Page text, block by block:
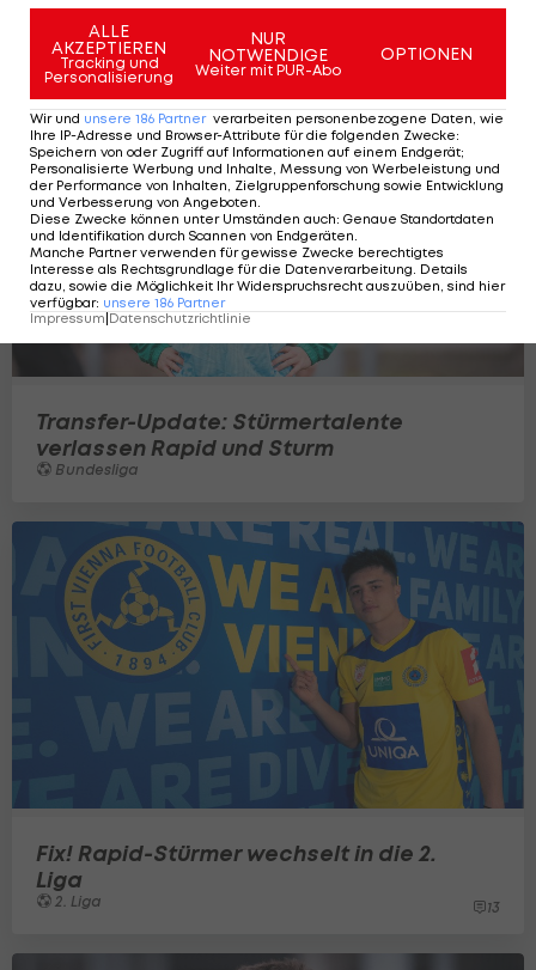
Darum wird Mayulu (nicht) funktionieren
Ansakonferenz
Transfer-Update: Stürmertalente
verlassen Rapid und Sturm
Bundesliga
Fix! Rapid-Stürmer wechselt in die 2.
Liga
2. Liga 13
ALLE
AKZEPTIEREN
Tracking und
Personalisierung
NUR
NOTWENDIGE
Weiter mit PUR-Abo
OPTIONEN
Wir und unsere 186 Partner verarbeiten personenbezogene Daten, wie
Ihre IP-Adresse und Browser-Attribute für die folgenden Zwecke:
Speichern von oder Zugriff auf Informationen auf einem Endgerät;
Personalisierte Werbung und Inhalte, Messung von Werbeleistung und
der Performance von Inhalten, Zielgruppenforschung sowie Entwicklung
und Verbesserung von Angeboten
Diese Zwecke können unter Umständen auch: Genaue Standortdaten
und Identifikation durch Scannen von Endgeräten
Manche Partner verwenden für gewisse Zwecke berechtigtes
Interesse als Rechtsgrundlage für die Datenverarbeitung. Details
dazu, sowie die Möglichkeit Ihr Widerspruchsrecht auszuüben, sind hier
verfügbar: unsere 186 Partner
Impressum|Datenschutzrichtlinie